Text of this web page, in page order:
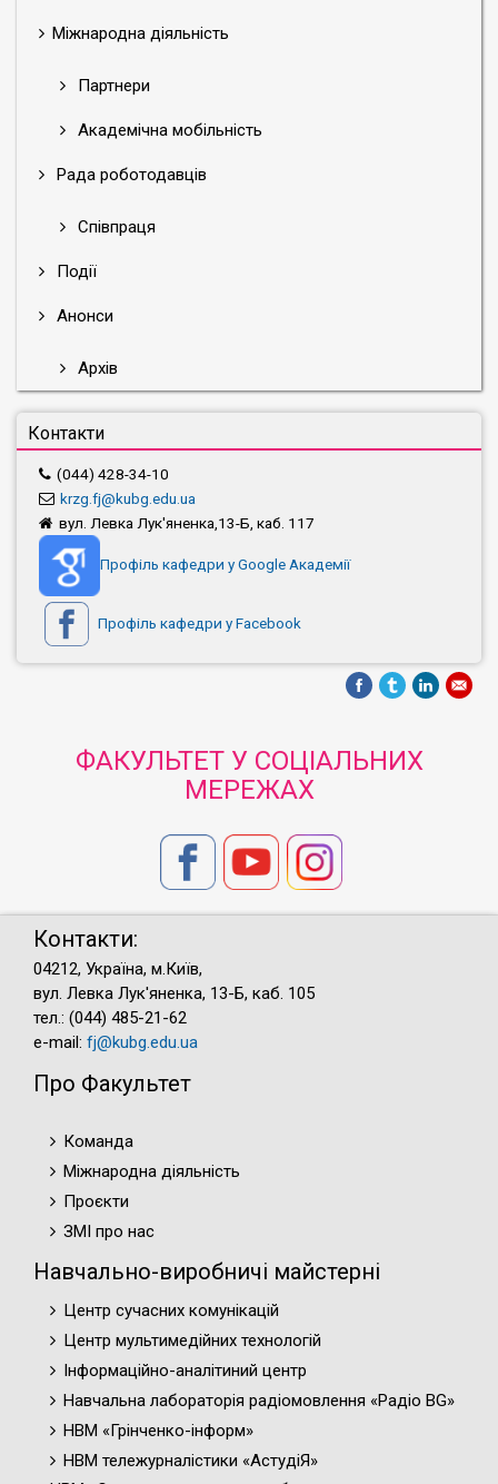
Міжнародна діяльність
Партнери
Академічна мобільність
Рада роботодавців
Співпраця
Події
Анонси
Архів
Контакти
(044) 428-34-10
krzg.fj@kubg.edu.ua
вул. Левка Лук'яненка,13-Б, каб. 117
Профіль кафедри у Google Академії
Профіль кафедри у Facebook
ФАКУЛЬТЕТ У СОЦІАЛЬНИХ
МЕРЕЖАХ
Контакти:
04212, Україна, м.Київ,
вул. Левка Лук'яненка, 13-Б, каб. 105
тел.: (044) 485-21-62
e-mail: fj@kubg.edu.ua
Про Факультет
Команда
Міжнародна діяльність
Проєкти
ЗМІ про нас
Навчально-виробничі майстерні
Центр сучасних комунікацій
Центр мультимедійних технологій
Інформаційно-аналітиний центр
Навчальна лабораторія радіомовлення «Радіо BG»
НВМ «Грінченко-інформ»
НВМ тележурналістики «АстудіЯ»